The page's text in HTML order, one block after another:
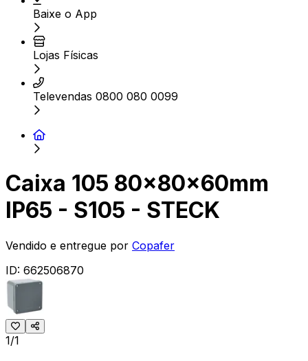
Baixe o App
Lojas Físicas
Televendas 0800 080 0099
Caixa 105 80x80x60mm
IP65 - S105 - STECK
Vendido e entregue por Copafer
ID: 662506870
1/1